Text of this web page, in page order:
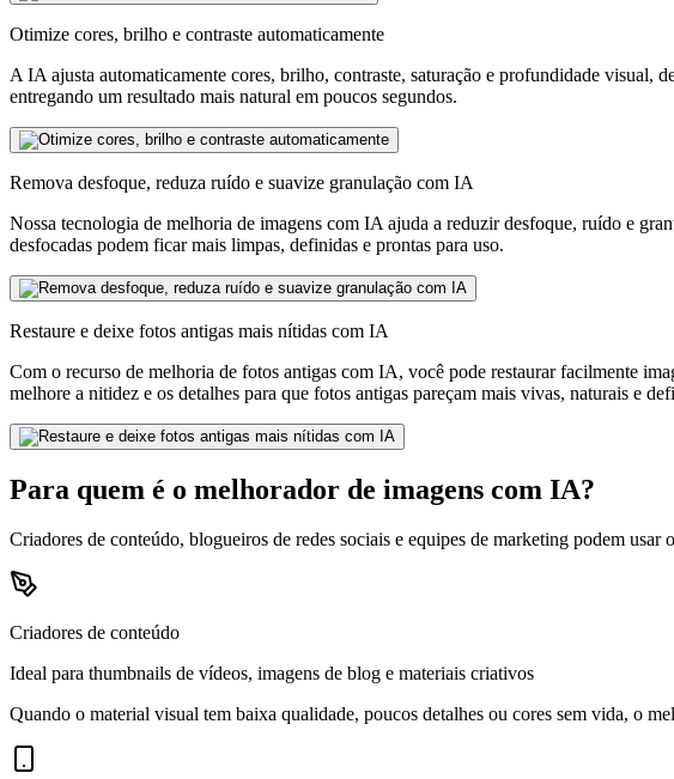
Otimize cores, brilho e contraste automaticamente
A IA ajusta automaticamente cores, brilho, contraste, saturação e profundidade visual,
entregando um resultado mais natural em poucos segundos.
Remova desfoque, reduza ruído e suavize granulação com IA
Nossa tecnologia de melhoria de imagens com IA ajuda a reduzir desfoque, ruído e
desfocadas podem ficar mais limpas, definidas e prontas para uso.
Restaure e deixe fotos antigas mais nítidas com IA
Com o recurso de melhoria de fotos antigas com IA, você pode restaurar facilmente
melhore a nitidez e os detalhes para que fotos antigas pareçam mais vivas, naturais e
Para quem é o melhorador de imagens com IA?
Criadores de conteúdo, blogueiros de redes sociais e equipes de marketing podem
Criadores de conteúdo
Ideal para thumbnails de vídeos, imagens de blog e materiais criativos
Quando o material visual tem baixa qualidade, poucos detalhes ou cores sem vida, o